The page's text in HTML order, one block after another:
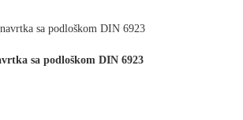
sa podloškom DIN 6923